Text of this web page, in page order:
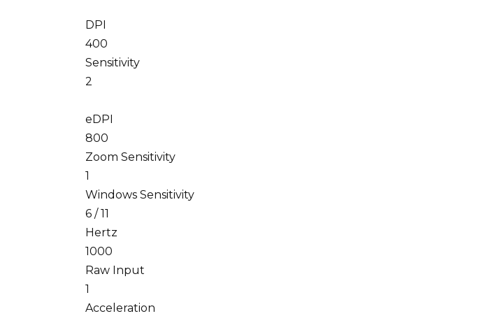
DPI
400
Sensitivity
2
eDPI
800
Zoom Sensitivity
1
Windows Sensitivity
6 / 11
Hertz
1000
Raw Input
1
Acceleration